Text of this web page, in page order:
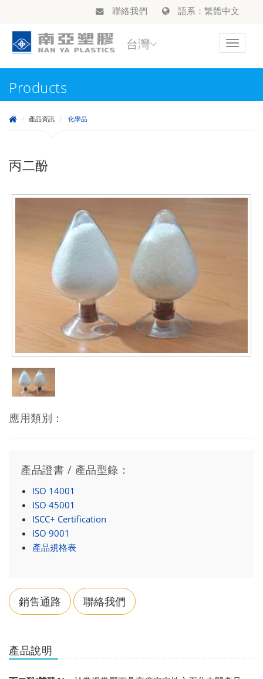
聯絡我們 語系：繁體中文
Toggle
台灣
Products
產品資訊 化學品
丙二酚
應用類別：
產品證書 / 產品型錄：
ISO 14001
ISO 45001
ISCC+ Certification
ISO 9001
產品規格表
銷售通路 聯絡我們
產品說明